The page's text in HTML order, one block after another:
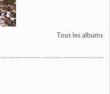
Tous les albums